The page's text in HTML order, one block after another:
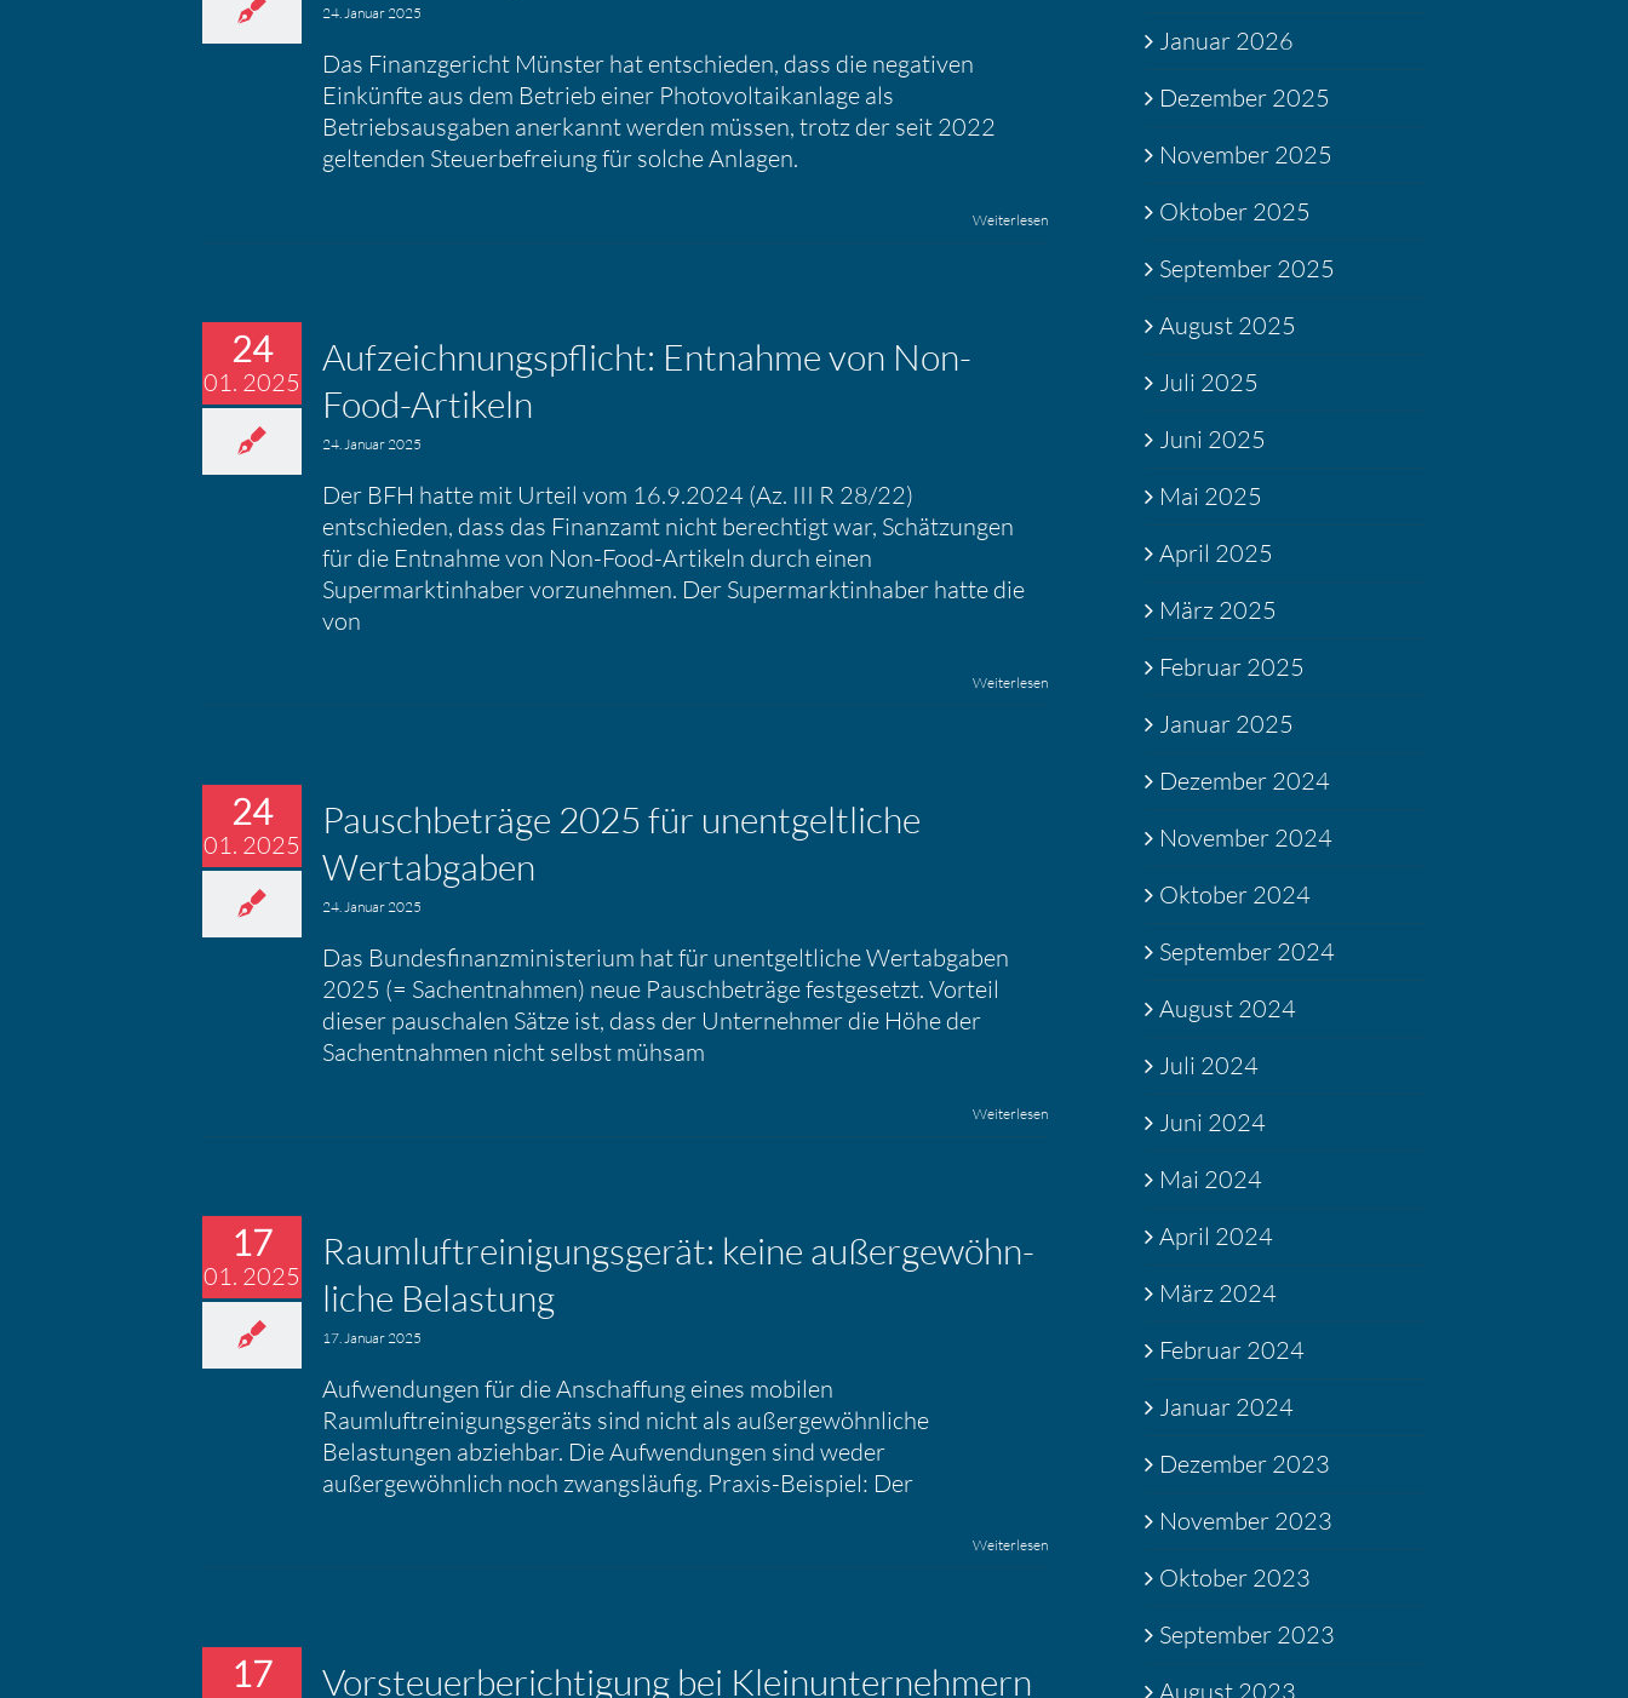
24. Januar 2025
Das Finanzgericht Münster hat entschieden, dass die negativen
Einkünfte aus dem Betrieb einer Photovoltaikanlage als
Betriebsausgaben anerkannt werden müssen, trotz der seit 2022
geltenden Steuerbefreiung für solche Anlagen.
Weiterlesen
24
01. 2025
Aufzeich­nungs­pflicht: Entnahme von Non-
Food-Artikeln
24. Januar 2025
Der BFH hatte mit Urteil vom 16.9.2024 (Az. III R 28/22)
entschieden, dass das Finanzamt nicht berechtigt war, Schätzungen
für die Entnahme von Non-Food-Artikeln durch einen
Supermarktinhaber vorzunehmen. Der Supermarktinhaber hatte die
von
Weiterlesen
24
01. 2025
Pausch­be­träge 2025 für unent­gelt­liche
Wertab­gaben
24. Januar 2025
Das Bundesfinanzministerium hat für unentgeltliche Wertabgaben
2025 (= Sachentnahmen) neue Pauschbeträge festgesetzt. Vorteil
dieser pauschalen Sätze ist, dass der Unternehmer die Höhe der
Sachentnahmen nicht selbst mühsam
Weiterlesen
17
01. 2025
Raumluft­rei­ni­gungs­gerät: keine außer­ge­wöhn­
liche Belas­tung
17. Januar 2025
Aufwendungen für die Anschaffung eines mobilen
Raumluftreinigungsgeräts sind nicht als außergewöhnliche
Belastungen abziehbar. Die Aufwendungen sind weder
außergewöhnlich noch zwangsläufig. Praxis-Beispiel: Der
Weiterlesen
17 Vorsteu­er­be­rich­ti­gung bei Klein­un­ter­neh­mern
Januar 2026
Dezember 2025
November 2025
Oktober 2025
September 2025
August 2025
Juli 2025
Juni 2025
Mai 2025
April 2025
März 2025
Februar 2025
Januar 2025
Dezember 2024
November 2024
Oktober 2024
September 2024
August 2024
Juli 2024
Juni 2024
Mai 2024
April 2024
März 2024
Februar 2024
Januar 2024
Dezember 2023
November 2023
Oktober 2023
September 2023
August 2023